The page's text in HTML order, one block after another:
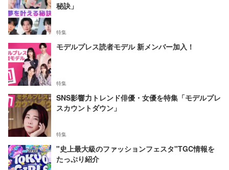
秘訣」
特集
モデルプレス読者モデル 新メンバー加入！
特集
SNS影響力トレンド俳優・女優を特集「モデルプレ
スカウントダウン」
特集
"史上最大級のファッションフェスタ"TGC情報を
たっぷり紹介